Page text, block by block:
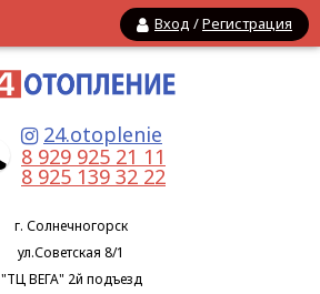
Вход /Регистрация
24.otoplenie
8 929 925 21 11
8 925 139 32 22
г. Солнечногорск
ул.Советская 8/1
"ТЦ ВЕГА" 2й подъезд